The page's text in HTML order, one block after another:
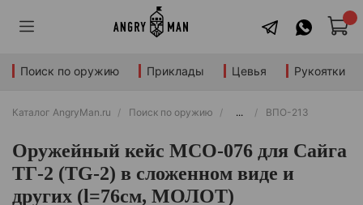
Поиск по оружию Приклады Цевья Рукоятки
Каталог AngryMan.ru Поиск по оружию ... ВПО-213
Оружейный кейс МСО-076 для Сайга
ТГ-2 (TG-2) в сложенном виде и
других (l=76см, МОЛОТ)